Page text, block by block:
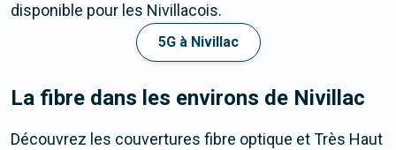
disponible pour les Nivillacois.
5G à Nivillac
La fibre dans les environs de Nivillac
Découvrez les couvertures fibre optique et Très Haut